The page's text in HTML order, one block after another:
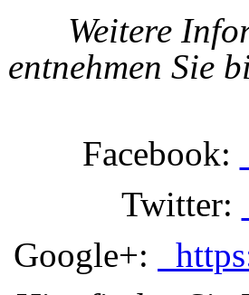
Weitere
entnehmen Sie
Facebook:
Twitter:
Google+: